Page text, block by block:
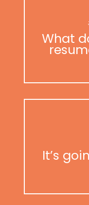
What
It’s